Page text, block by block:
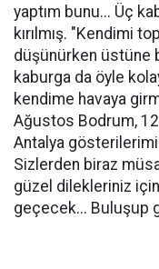
yaptım bunu... Üç
kırılmış. "Kendimi
düşünürken üstüne
kaburga da öyle
kendime havaya
Ağustos Bodrum,
Antalya
Sizlerden biraz
güzel dilekleriniz
geçecek... Buluşup